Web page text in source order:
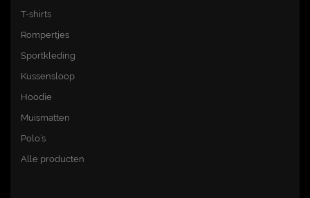
T-shirts
Rompertjes
Sportkleding
Kussensloop
Hoodie
Muismatten
Polo’s
Alle producten